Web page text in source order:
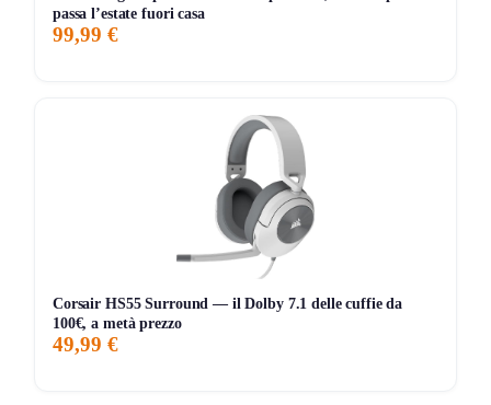
200 giorni di monitoraggio
99,99€ 76,49€
Tutto
passa l’estate fuori casa
99,99 €
Corsair HS55 Surround — il Dolby 7.1 delle cuffie da
100€, a metà prezzo
49,99 €